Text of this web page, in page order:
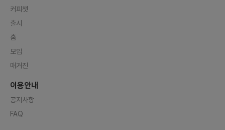
커피챗
출시
홈
모임
매거진
이용안내
공지사항
FAQ